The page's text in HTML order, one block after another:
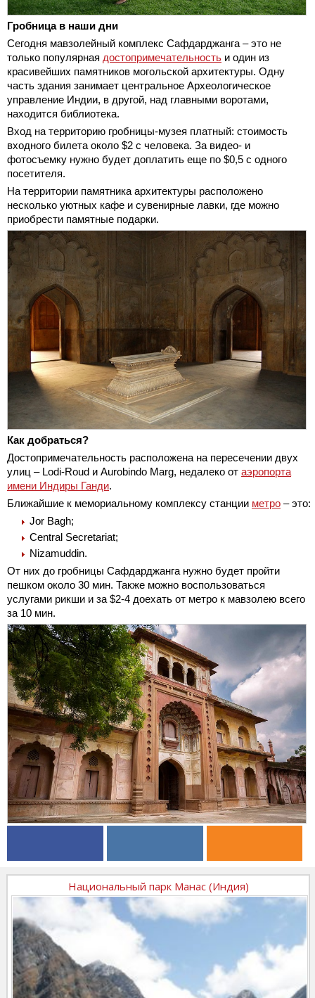
Гробница в наши дни
Сегодня мавзолейный комплекс Сафдарджанга – это не
только популярная достопримечательность и один из
красивейших памятников могольской архитектуры. Одну
часть здания занимает центральное Археологическое
управление Индии, в другой, над главными воротами,
находится библиотека.
Вход на территорию гробницы-музея платный: стоимость
входного билета около $2 с человека. За видео- и
фотосъемку нужно будет доплатить еще по $0,5 с одного
посетителя.
На территории памятника архитектуры расположено
несколько уютных кафе и сувенирные лавки, где можно
приобрести памятные подарки.
Как добраться?
Достопримечательность расположена на пересечении двух
улиц – Lodi-Roud и Aurobindo Marg, недалеко от аэропорта
имени Индиры Ганди.
Ближайшие к мемориальному комплексу станции метро – это:
Jor Bagh;
Central Secretariat;
Nizamuddin.
От них до гробницы Сафдарджанга нужно будет пройти
пешком около 30 мин. Также можно воспользоваться
услугами рикши и за $2-4 доехать от метро к мавзолею всего
за 10 мин.
Национальный парк Манас (Индия)